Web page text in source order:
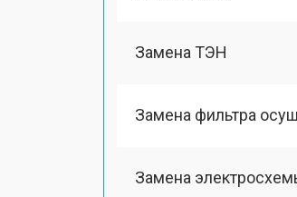
Замена ТЭН
Замена фильтра
Замена